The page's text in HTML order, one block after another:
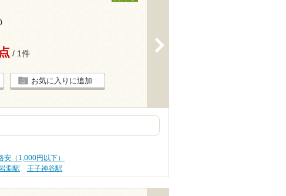
/ 1件
お気に入りに追加
安（1,000円以下）
淵駅 王子神谷駅